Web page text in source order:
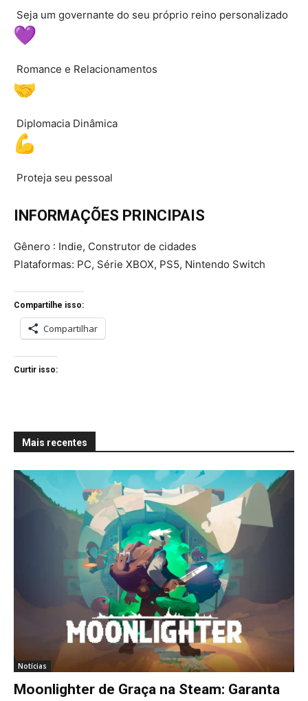
Seja um governante do seu próprio reino personalizado
Romance e Relacionamentos
Diplomacia Dinâmica
Proteja seu pessoal
INFORMAÇÕES PRINCIPAIS
Gênero : Indie, Construtor de cidades
Plataformas: PC, Série XBOX, PS5, Nintendo Switch
Compartilhe isso:
Compartilhar
Curtir isso:
Mais recentes
Notícias
Moonlighter de Graça na Steam: Garanta